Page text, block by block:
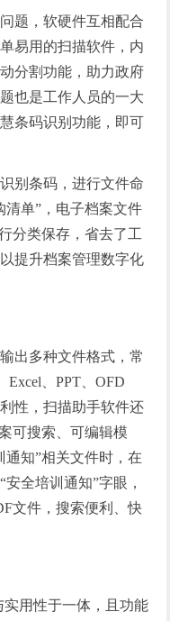
题，软硬件互相配合
易用的扫描软件，内
分割功能，助力政府
也是工作人员的一大
条码识别功能，即可
别条码，进行文件命
清单”，电子档案文件
分类保存，省去了工
提升档案管理数字化
出多种文件格式，常
Excel、PPT、OFD
性，扫描助手软件还
可搜索、可编辑模
知”相关文件时，在
全培训通知”字眼，
文件，搜索便利、快
实用性于一体，且功能